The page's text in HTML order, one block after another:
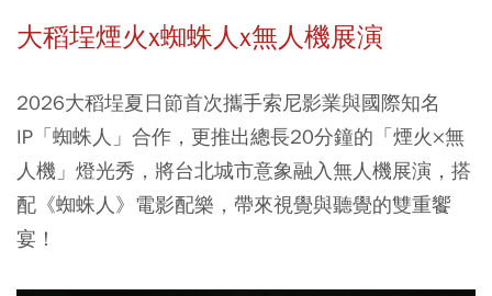
大稻埕煙火x蜘蛛人x無人機展演
2026大稻埕夏日節首次攜手索尼影業與國際知名
IP「蜘蛛人」合作，更推出總長20分鐘的「煙火×無
人機」燈光秀，將台北城市意象融入無人機展演，搭
配 《蜘蛛人》電影配樂，帶來視覺與聽覺的雙重饗
宴！